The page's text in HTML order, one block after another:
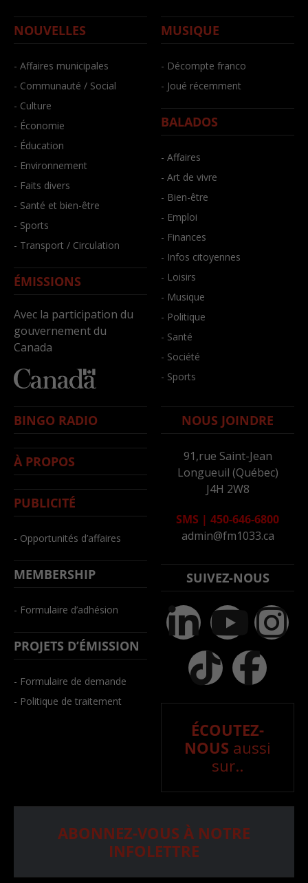
NOUVELLES
- Affaires municipales
- Communauté / Social
- Culture
- Économie
- Éducation
- Environnement
- Faits divers
- Santé et bien-être
- Sports
- Transport / Circulation
ÉMISSIONS
Avec la participation du
gouvernement du
Canada
MUSIQUE
- Décompte franco
- Joué récemment
BALADOS
- Affaires
- Art de vivre
- Bien-être
- Emploi
- Finances
- Infos citoyennes
- Loisirs
- Musique
- Politique
- Santé
- Société
- Sports
BINGO RADIO
À PROPOS
PUBLICITÉ
- Opportunités d’affaires
MEMBERSHIP
- Formulaire d’adhésion
PROJETS D’ÉMISSION
- Formulaire de demande
- Politique de traitement
NOUS JOINDRE
91,rue Saint-Jean
Longueuil (Québec)
J4H 2W8
SMS | 450-646-6800
admin@fm1033.ca
SUIVEZ-NOUS
ÉCOUTEZ-
NOUS aussi
sur..
ABONNEZ-VOUS À NOTRE
INFOLETTRE